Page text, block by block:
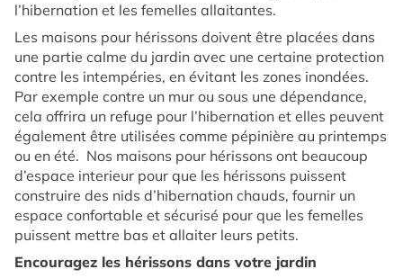
l’hibernation et les femelles allaitantes.
Les maisons pour hérissons doivent être placées dans
une partie calme du jardin avec une certaine protection
contre les intempéries, en évitant les zones inondées.
Par exemple contre un mur ou sous une dépendance,
cela offrira un refuge pour l’hibernation et elles peuvent
également être utilisées comme pépinière au printemps
ou en été. Nos maisons pour hérissons ont beaucoup
d’espace interieur pour que les hérissons puissent
construire des nids d’hibernation chauds, fournir un
espace confortable et sécurisé pour que les femelles
puissent mettre bas et allaiter leurs petits.
Encouragez les hérissons dans votre jardin